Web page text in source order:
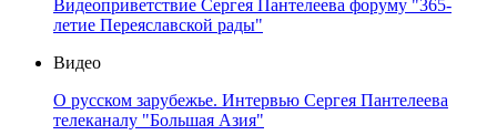
Видеоприветствие Сергея Пантелеева форуму "365-
летие Переяславской рады"
Видео
О русском зарубежье. Интервью Сергея Пантелеева
телеканалу "Большая Азия"